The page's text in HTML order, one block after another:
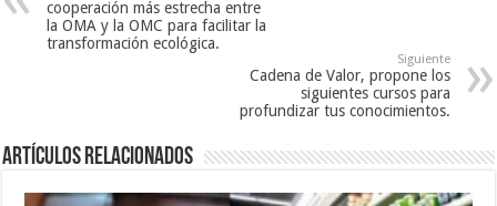
cooperación más estrecha entre
la OMA y la OMC para facilitar la
transformación ecológica.
Siguiente
Cadena de Valor, propone los
siguientes cursos para
profundizar tus conocimientos.
Artículos relacionados